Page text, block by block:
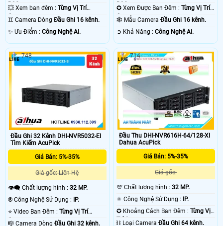
BCS.
💥 Xem ban đêm : Từng Vị Trí
Camera .
♊ Camera Dòng Đầu Ghi 16 kênh.
️✨ Ưu Điểm : Công Nghệ AI.
BCS.
✪ Xem Được Ban Đêm :Từng Vị Trí
Camera .
🕸️ Mẫu CameraĐầu Ghi 16 kênh.
️➲ Khả Năng :Công Nghệ AI.
Đầu Ghi 32 Kênh DHI-NVR5032-EI
Tìm Kiếm AcuPick
Giá Bán: 5%-35%
Giá gốc: Liên Hệ
👁️‍🗨 Chất lượng hình : 32 MP.
®️ Công Nghệ Sử Dụng : IP.
⭐ Video Ban Đêm : Từng Vị Trí
Camera .
🎼️ Camera Dòng Đầu Ghi 32 kênh.
748
Đầu Thu DHI-NVR616H-64/128-XI
Dahua AcuPick
Giá Bán: 5%-35%
Giá gốc:
💯 Chất lượng hình :32 MP.
⚛️ Công Nghệ Sử Dụng : IP.
✪ Khoảng Cách Ban Đêm :Từng Vị
Trí Camera .
⛓ Loại CameraĐầu Ghi 64 kênh.
714